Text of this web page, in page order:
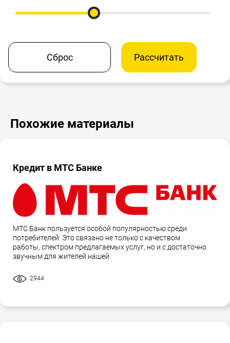
Сброс Рассчитать
Похожие материалы
Кредит в МТС Банке
МТС Банк пользуется особой популярностью среди
потребителей. Это связано не только с качеством
работы, спектром предлагаемых услуг, но и с достаточно
звучным для жителей нашей
2944